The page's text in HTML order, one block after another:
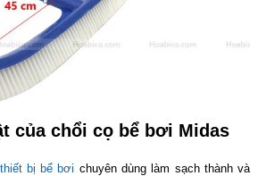
của chổi cọ bể bơi Midas
thiết bị bể bơi chuyên dùng làm sạch thành và